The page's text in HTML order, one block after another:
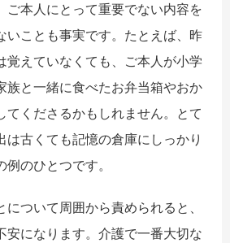
ご本人にとって重要でない内容を
いことも事実です。たとえば、昨
覚えていなくても、ご本人が小学
族と一緒に食べたお弁当箱やおか
てくださるかもしれません。とて
は古くても記憶の倉庫にしっかり
のひとつです。
ついて周囲から責められると、
安になります。介護で一番大切な